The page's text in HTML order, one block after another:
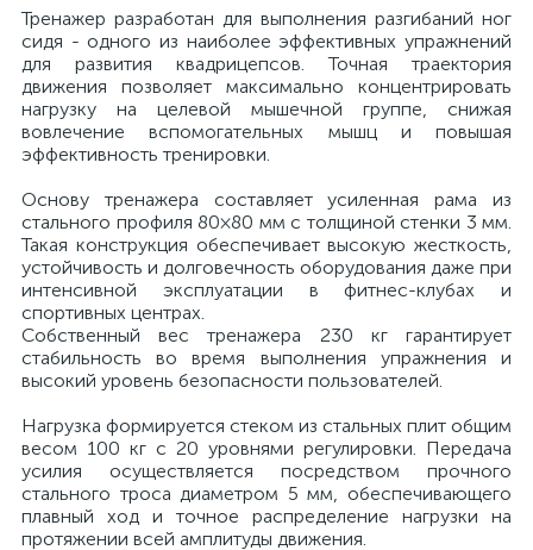
Тренажер разработан для выполнения разгибаний ног
сидя - одного из наиболее эффективных упражнений
для развития квадрицепсов. Точная траектория
движения позволяет максимально концентрировать
нагрузку на целевой мышечной группе, снижая
вовлечение вспомогательных мышц и повышая
эффективность тренировки.
Основу тренажера составляет усиленная рама из
стального профиля 80×80 мм с толщиной стенки 3 мм.
Такая конструкция обеспечивает высокую жесткость,
устойчивость и долговечность оборудования даже при
интенсивной эксплуатации в фитнес-клубах и
спортивных центрах.
Собственный вес тренажера 230 кг гарантирует
стабильность во время выполнения упражнения и
высокий уровень безопасности пользователей.
Нагрузка формируется стеком из стальных плит общим
весом 100 кг с 20 уровнями регулировки. Передача
усилия осуществляется посредством прочного
стального троса диаметром 5 мм, обеспечивающего
плавный ход и точное распределение нагрузки на
протяжении всей амплитуды движения.